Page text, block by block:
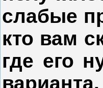
слабые
кто вам
где его